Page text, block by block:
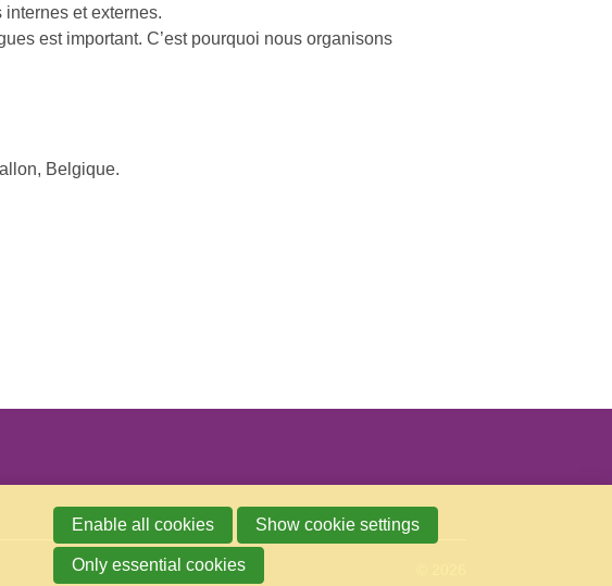
et externes.
est important. C’est pourquoi nous organisons
Belgique.
Enable all cookies Show cookie settings
Only essential cookies